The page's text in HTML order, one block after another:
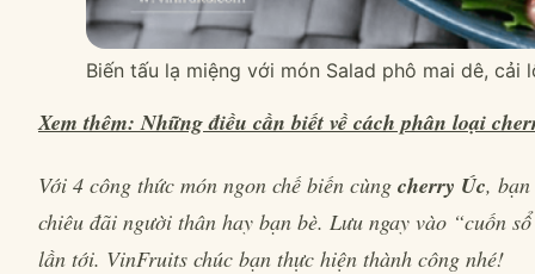
Biến tấu lạ miệng với món Salad phô mai dê, cải
Xem thêm: Những điều cần biết về cách phân loại
Với 4 công thức món ngon chế biến cùng cherry Úc,
chiêu đãi người thân hay bạn bè. Lưu ngay vào “cuốn
lần tới. VinFruits chúc bạn thực hiện thành công nhé!